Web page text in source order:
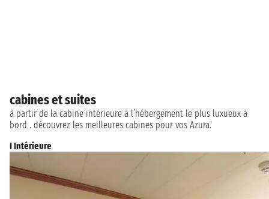
cabines et suites
à partir de la cabine intérieure à l’hébergement le plus luxueux à
bord . découvrez les meilleures cabines pour vos Azura.'
I Intérieure